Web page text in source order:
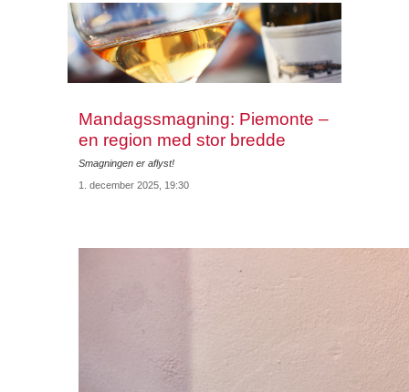
Mandagssmagning: Piemonte –
en region med stor bredde
Smagningen er aflyst!
1. december 2025, 19:30